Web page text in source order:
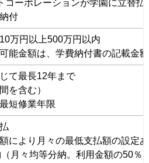
コーポレーションが学園に立替
付
万円以上500万円以内
能金額は、学費納付書の記載金
て最長12年まで
を含む）
短修業年限
により月々の最低支払額の設定
月々均等分納。利用金額の50％